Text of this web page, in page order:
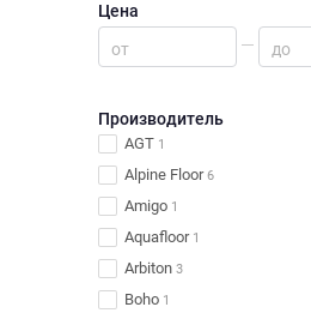
Цена
от
до
Производитель
AGT 1
Alpine Floor6
Amigo 1
Aquafloor 1
Arbiton 3
Boho 1